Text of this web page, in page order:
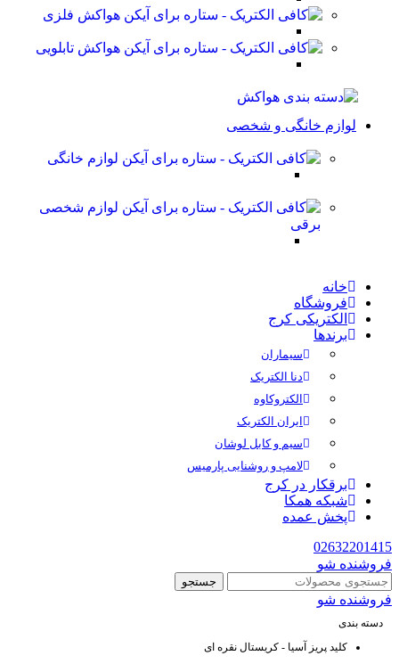
هواکش فلزی
هواکش تابلویی
لوازم خانگی و شخصی
لوازم خانگی
لوازم شخصی
برقی
خانه
فروشگاه
الکتریکی کرج
برندها
سیماران
دنا الکتریک
الکتروکاوه
ایران الکتریک
سیم و کابل لوشان
لامپ و روشنایی پارمیس
برقکار در کرج
شبکه همکا
پخش عمده
02632201415
فروشنده شو
جستجو
فروشنده شو
دسته بندی
کلید پریز آسیا - کریستال نقره ای